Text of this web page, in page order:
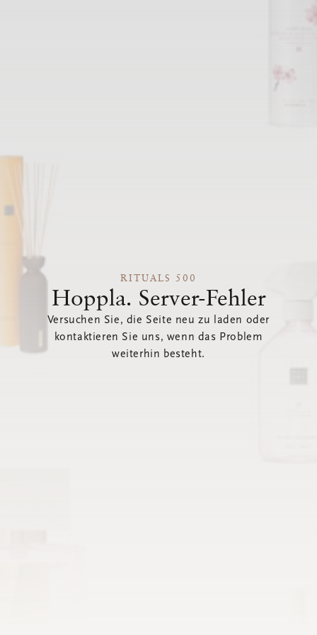
RITUALS 500
Hoppla. Server-Fehler
Versuchen Sie, die Seite neu zu laden oder
kontaktieren Sie uns, wenn das Problem
weiterhin besteht.